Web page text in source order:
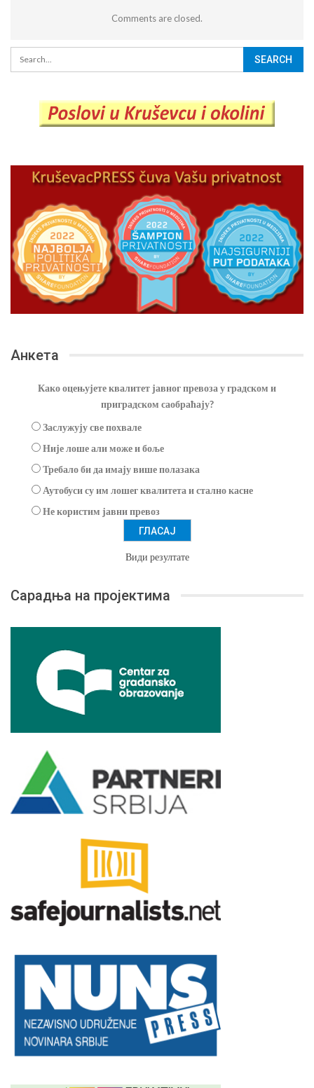
Comments are closed.
Анкета
Како оцењујете квалитет јавног превоза у градском и
приградском саобраћају?
Заслужују све похвале
Није лоше али може и боље
Требало би да имају више полазака
Аутобуси су им лошег квалитета и стално касне
Не користим јавни превоз
Види резултате
Сарадња на пројектима